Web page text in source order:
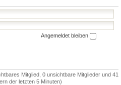
Angemeldet bleiben
Mitglied, 0 unsichtbare Mitglieder und 41
der letzten 5 Minuten)